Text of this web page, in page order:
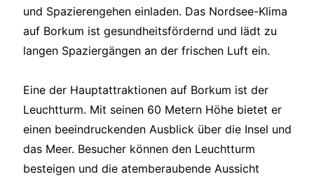
und Spazierengehen einladen. Das Nordsee-Klima
auf Borkum ist gesundheitsfördernd und lädt zu
langen Spaziergängen an der frischen Luft ein.
Eine der Hauptattraktionen auf Borkum ist der
Leuchtturm. Mit seinen 60 Metern Höhe bietet er
einen beeindruckenden Ausblick über die Insel und
das Meer. Besucher können den Leuchtturm
besteigen und die atemberaubende Aussicht